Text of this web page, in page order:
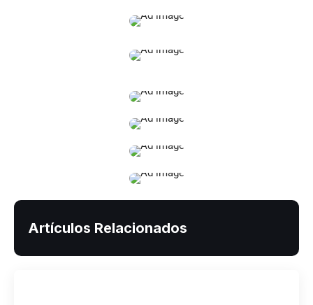
Artículos Relacionados